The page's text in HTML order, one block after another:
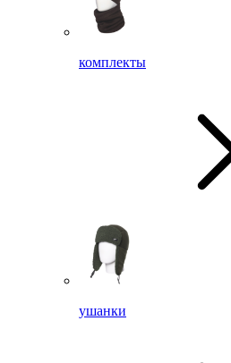
комплекты
ушанки